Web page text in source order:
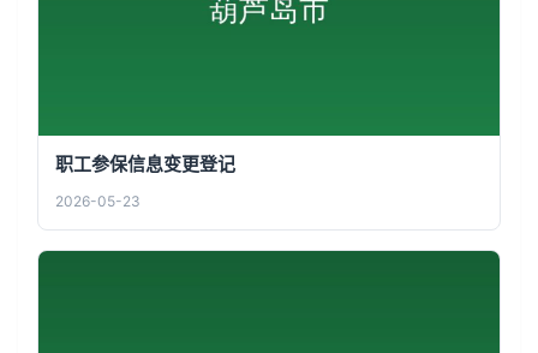
职工参保信息变更登记
2026-05-23